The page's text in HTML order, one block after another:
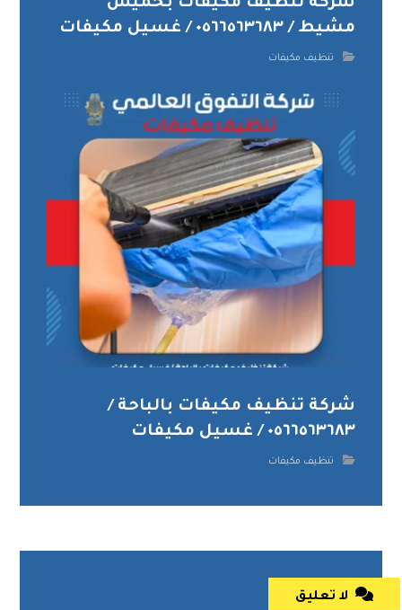
مشيط / ٠٥٦٦٥٦٣٦٨٣ / غسيل مكيفات
تنظيف مكيفات
شركة تنظيف مكيفات بالباحة /
٠٥٦٦٥٦٣٦٨٣ / غسيل مكيفات
تنظيف مكيفات
لا تعليق